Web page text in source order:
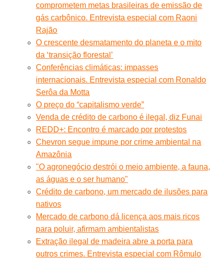
comprometem metas brasileiras de emissão de
gás carbônico. Entrevista especial com Raoni
Rajão
O crescente desmatamento do planeta e o mito
da ‘transição florestal’
Conferências climáticas: impasses
internacionais. Entrevista especial com Ronaldo
Serôa da Motta
O preço do “capitalismo verde”
Venda de crédito de carbono é ilegal, diz Funai
REDD+: Encontro é marcado por protestos
Chevron segue impune por crime ambiental na
Amazônia
"O agronegócio destrói o meio ambiente, a fauna,
as águas e o ser humano"
Crédito de carbono, um mercado de ilusões para
nativos
Mercado de carbono dá licença aos mais ricos
para poluir, afirmam ambientalistas
Extração ilegal de madeira abre a porta para
outros crimes. Entrevista especial com Rômulo